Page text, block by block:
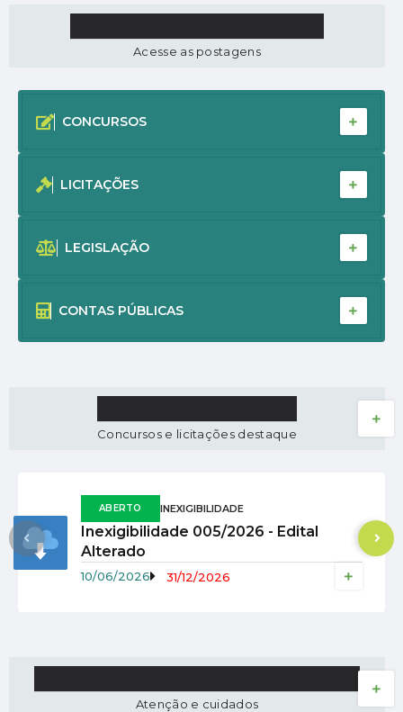
Acesse as postagens
CONCURSOS
LICITAÇÕES
LEGISLAÇÃO
CONTAS PÚBLICAS
Concursos e licitações destaque
VER MAIS
INEXIGIBILIDADE
Inexigibilidade 005/2026 - Edital
Alterado
ABERTO
10/06/2026 31/12/2026
VIGILÂNCIA EPIDEMIOLÓGICA
Atenção e cuidados
VER MAIS